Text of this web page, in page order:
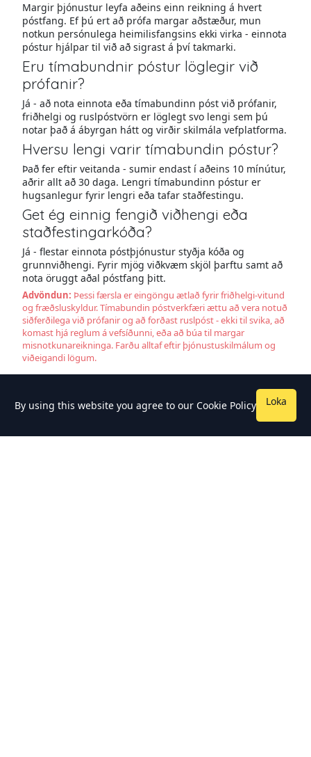
Margir þjónustur leyfa aðeins einn reikning á hvert
póstfang. Ef þú ert að prófa margar aðstæður, mun
notkun persónulega heimilisfangsins ekki virka - einnota
póstur hjálpar til við að sigrast á því takmarki.
Eru tímabundnir póstur löglegir við
prófanir?
Já - að nota einnota eða tímabundinn póst við prófanir,
friðhelgi og ruslpóstvörn er löglegt svo lengi sem þú
notar það á ábyrgan hátt og virðir skilmála vefplatforma.
Hversu lengi varir tímabundin póstur?
Það fer eftir veitanda - sumir endast í aðeins 10 mínútur,
aðrir allt að 30 daga. Lengri tímabundinn póstur er
hugsanlegur fyrir lengri eða tafar staðfestingu.
Get ég einnig fengið viðhengi eða
staðfestingarkóða?
Já - flestar einnota póstþjónustur styðja kóða og
grunnviðhengi. Fyrir mjög viðkvæm skjöl þarftu samt að
nota öruggt aðal póstfang þitt.
Advöndun: Þessi færsla er eingöngu ætlað fyrir friðhelgi-vitund
og fræðsluskyldur. Tímabundin póstverkfæri ættu að vera notuð
siðferðilega við prófanir og að forðast ruslpóst - ekki til svika, að
komast hjá reglum á vefsíðunni, eða að búa til margar
misnotkunareikninga. Farðu alltaf eftir þjónustuskilmálum og
viðeigandi lögum.
By using this website you agree to our Cookie Policy Loka